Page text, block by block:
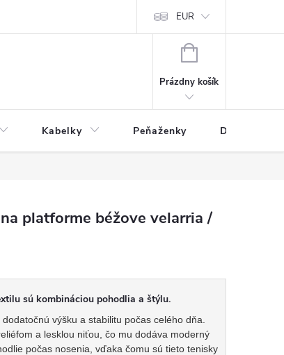
Podmienky ochrany osobných údajov
EUR
NÁKUPNÝ
Prázdny košík
Kabelky Peňaženky Drogéria
platforme béžove velarria /
sú kombináciou pohodlia a štýlu.
výšku a stabilitu počas celého dňa.
a lesklou niťou, čo mu dodáva moderný
počas nosenia, vďaka čomu sú tieto tenisky